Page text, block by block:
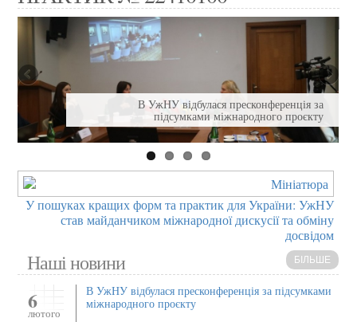
В УжНУ відбулася пресконференція за
підсумками міжнародного проєкту
У пошуках кращих форм та практик для України: УжНУ
став майданчиком міжнародної дискусії та обміну
досвідом
Наші новини БІЛЬШЕ
6
лютого
В УжНУ відбулася пресконференція за підсумками
міжнародного проєкту